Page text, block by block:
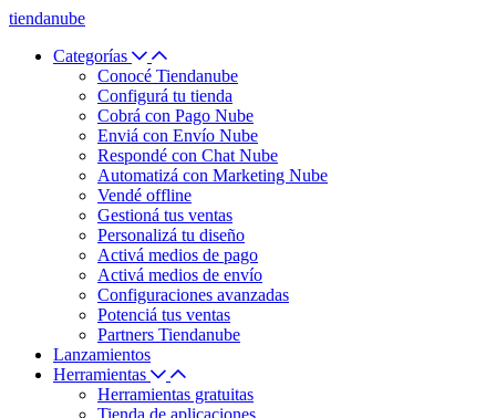
tiendanube
Categorías
Conocé Tiendanube
Configurá tu tienda
Cobrá con Pago Nube
Enviá con Envío Nube
Respondé con Chat Nube
Automatizá con Marketing Nube
Vendé offline
Gestioná tus ventas
Personalizá tu diseño
Activá medios de pago
Activá medios de envío
Configuraciones avanzadas
Potenciá tus ventas
Partners Tiendanube
Lanzamientos
Herramientas
Herramientas gratuitas
Tienda de aplicaciones